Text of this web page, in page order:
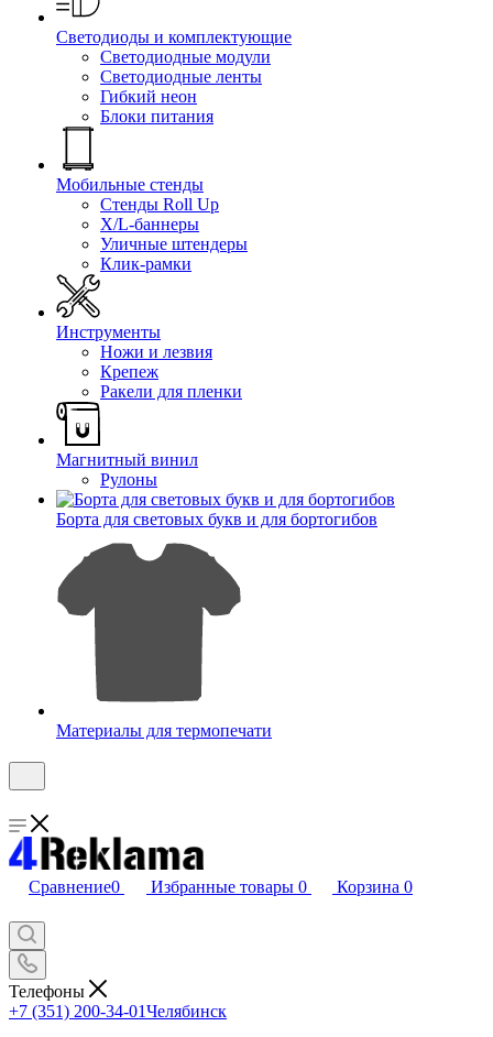
Светодиоды и комплектующие
Светодиодные модули
Светодиодные ленты
Гибкий неон
Блоки питания
Мобильные стенды
Стенды Roll Up
X/L-баннеры
Уличные штендеры
Клик-рамки
Инструменты
Ножи и лезвия
Крепеж
Ракели для пленки
Магнитный винил
Рулоны
Борта для световых букв и для бортогибов
Материалы для термопечати
Сравнение0 Избранные товары 0 Корзина 0
Телефоны
+7 (351) 200-34-01Челябинск